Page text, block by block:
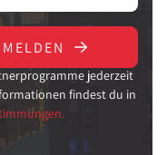
jederzeit
findest du in